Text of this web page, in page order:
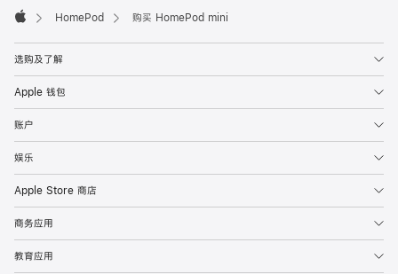
HomePod 购买 HomePod mini
选购及了解
Apple 钱包
账户
娱乐
Apple Store 商店
商务应用
教育应用